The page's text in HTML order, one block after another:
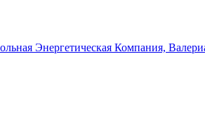
Энергетическая Компания,